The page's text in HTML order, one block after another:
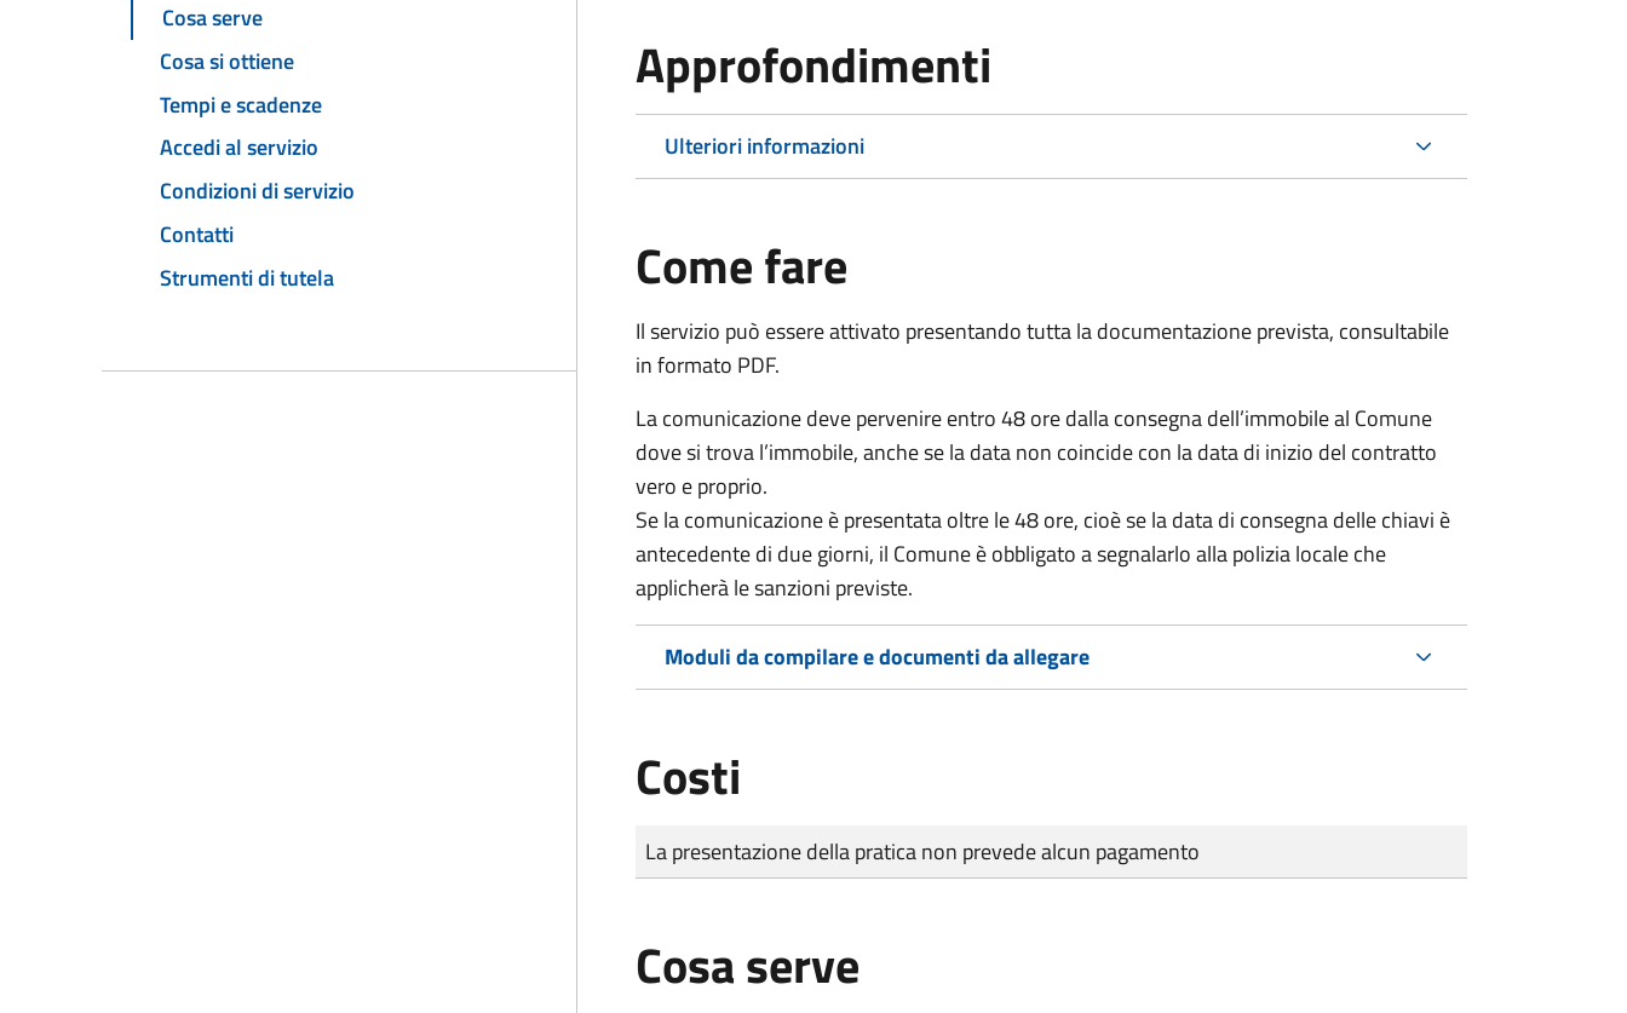
Cosa serve
Cosa si ottiene
Tempi e scadenze
Accedi al servizio
Condizioni di servizio
Contatti
Strumenti di tutela
Approfondimenti
Ulteriori informazioni
Come fare
Il servizio può essere attivato presentando tutta la documentazione prevista, consultabile
in formato PDF.
La comunicazione deve pervenireentro 48 oredalla consegna dell’immobile al Comune
dove si trova l’immobile, anche se la data non coincide con la data di inizio del contratto
vero e proprio.
Se la comunicazione è presentata oltre le 48 ore, cioè se la data di consegna delle chiavi è
antecedente di due giorni, il Comune è obbligato a segnalarlo alla polizia locale che
applicherà le sanzioni previste.
Moduli da compilare e documenti da allegare
Costi
Tipo di pagamento
Importo
La presentazione della pratica non prevede alcun pagamento
Cosa serve